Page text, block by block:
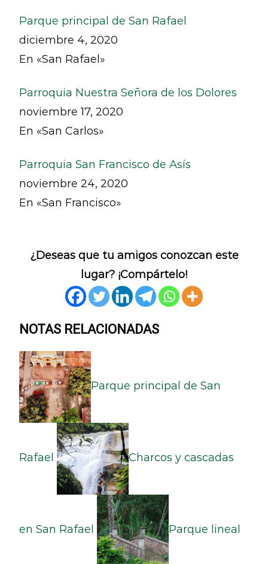
Parque principal de San Rafael
diciembre 4, 2020
En «San Rafael»
Parroquia Nuestra Señora de los Dolores
noviembre 17, 2020
En «San Carlos»
Parroquia San Francisco de Asís
noviembre 24, 2020
En «San Francisco»
¿Deseas que tu amigos conozcan este
lugar? ¡Compártelo!
NOTAS RELACIONADAS
Parque principal de San
Rafael Charcos y cascadas
en San Rafael Parque lineal